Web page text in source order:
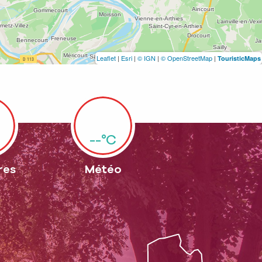
Leaflet | Esri | © IGN | © OpenStreetMap | TouristicMaps
--°C
Météo